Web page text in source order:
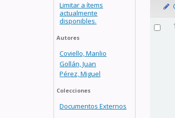
Limitar a ítems
actualmente
disponibles.
Autores
Coviello, Manlio
Gollán, Juan
Pérez, Miguel
Colecciones
Documentos Externos